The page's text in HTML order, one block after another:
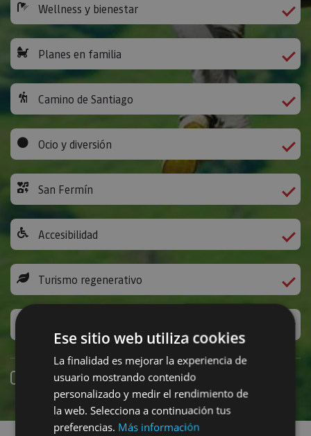
Wellness y bienestar
Planes en familia
Camino de Santiago
Ocio y diversión
San Fermín
Accesibilidad
Turismo regenerativo
Reserva online
Encuentra planes
Ese sitio web utiliza cookies
La finalidad es mejorar la experiencia de
usuario mostrando contenido
personalizado y medir el rendimiento de
la web. Selecciona a continuación tus
preferencias. Más información